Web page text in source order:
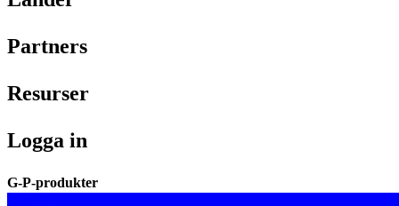
Partners​​
Resurser​​
Logga in​​
G-P-produkter​​